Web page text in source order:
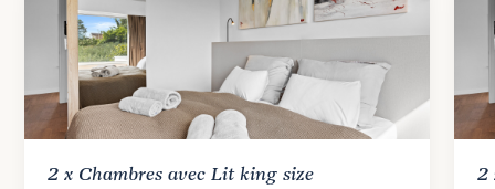
2 x Chambres avec Lit king size 2